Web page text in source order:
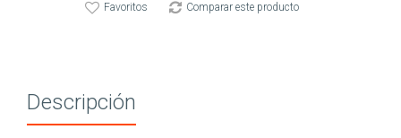
Favoritos Comparar este producto
Descripción